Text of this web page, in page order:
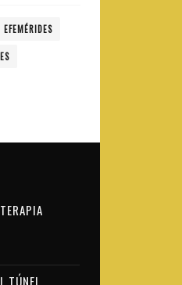
EFEMÉRIDES
TÚNEL